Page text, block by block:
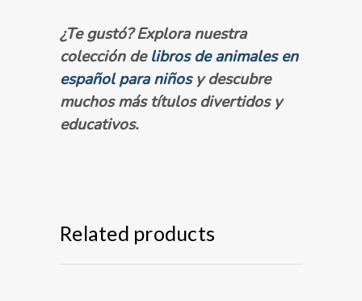
¿Te gustó? Explora nuestra
colección delibros de animales en
español para niñosy descubre
muchos más títulos divertidos y
educativos.
Related products